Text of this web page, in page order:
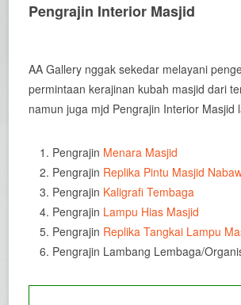
Pengrajin Interior Masjid
AA Gallery nggak sekedar melayani
permintaan kerajinan kubah masjid dari
namun juga mjd Pengrajin Interior Masjid
Pengrajin Menara Masjid
Pengrajin Replika Pintu Masjid
Pengrajin Kaligrafi Tembaga
Pengrajin Lampu Hias Masjid
Pengrajin Replika Tangkai Lampu
Pengrajin Lambang Lembaga/